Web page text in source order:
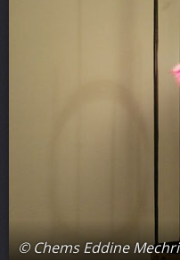
© Chems Eddine Mechri